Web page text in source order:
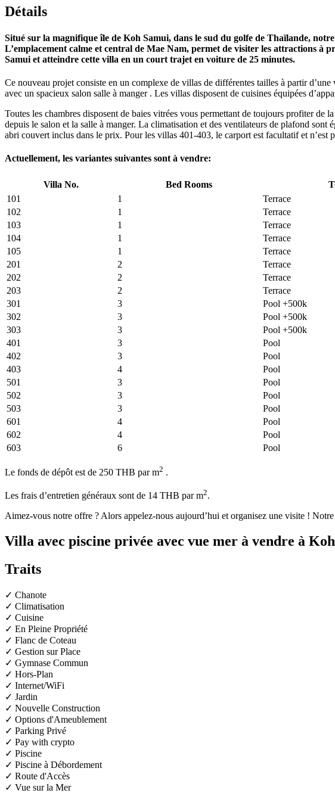
Détails
Situé sur la magnifique île de Koh Samui, dans le sud du golfe de Thaïlande,
L’emplacement calme et central de Mae Nam, permet de visiter les attractions à
Samui et atteindre cette villa en un court trajet en voiture de 25 minutes.
Ce nouveau projet consiste en un complexe de villas de différentes tailles à partir
avec un spacieux salon salle à manger . Les villas disposent de cuisines équipées
Toutes les chambres disposent de baies vitrées vous permettant de toujours profiter de
depuis le salon et la salle à manger. La climatisation et des ventilateurs de plafond
abri couvert inclus dans le prix. Pour les villas 401-403, le carport est facultatif et n’est
Actuellement, les variantes suivantes sont à vendre:
Villa No. Bed Rooms
101
1 Terrace
102
1 Terrace
103
1 Terrace
104
1 Terrace
105
1 Terrace
201
2 Terrace
202
2 Terrace
203
2 Terrace
301
3 Pool +500k
302
3 Pool +500k
303
3 Pool +500k
401
3 Pool
402
3 Pool
403
4 Pool
501
3 Pool
502
3 Pool
503
3 Pool
601
4 Pool
602
4 Pool
603
6 Pool
Le fonds de dépôt est de 250 THB par m2 .
Les frais d’entretien généraux sont de 14 THB par m2.
Aimez-vous notre offre ? Alors appelez-nous aujourd’hui et organisez une visite !
Villa avec piscine privée avec vue mer à vendre à
Traits
✓ Chanote
✓ Climatisation
✓ Cuisine
✓ En Pleine Propriété
✓ Flanc de Coteau
✓ Gestion sur Place
✓ Gymnase Commun
✓ Hors-Plan
✓ Internet/WiFi
✓ Jardin
✓ Nouvelle Construction
✓ Options d'Ameublement
✓ Parking Privé
✓ Pay with crypto
✓ Piscine
✓ Piscine à Débordement
✓ Route d'Accès
✓ Vue sur la Mer